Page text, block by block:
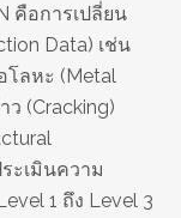
คือการเปลี่ยน
Data) เช่น
โลหะ (Metal
ว (Cracking)
ะเมินความ
1 ถึง Level 3